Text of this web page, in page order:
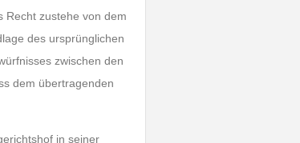
Recht zustehe von dem
des ursprünglichen
zwischen den
dem übertragenden
in seiner